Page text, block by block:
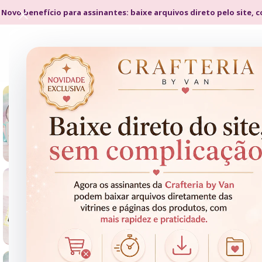
Novo benefício para assinantes: baixe arquivos direto pelo site,
- 92%